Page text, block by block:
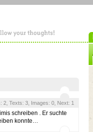
2, Texts: 3, Images: 0, Next: 1
schreiben . Er suchte
konnte…